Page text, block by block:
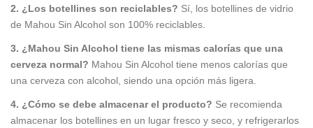
2. ¿Los botellines son reciclables? Sí, los botellines de vidrio
de Mahou Sin Alcohol son 100% reciclables.
3. ¿Mahou Sin Alcohol tiene las mismas calorías que una
cerveza normal? Mahou Sin Alcohol tiene menos calorías que
una cerveza con alcohol, siendo una opción más ligera.
4. ¿Cómo se debe almacenar el producto? Se recomienda
almacenar los botellines en un lugar fresco y seco, y refrigerarlos